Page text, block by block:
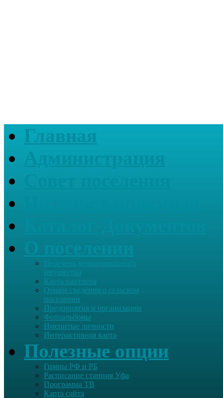
Главная
Перечень муниципального
имущества
Карта партнера
Общие сведения о сельском
поселении
Предприятия и организации
Фотоальбомы
Именитые личности
Интерактивная карта
Полезные опции
Гимны РФ и РБ
Расписание станция Уфа
Программа ТВ
Карта сайта